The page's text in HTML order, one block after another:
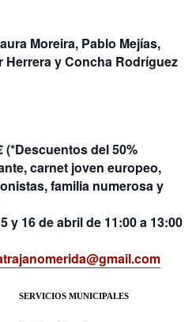
Moreira, Pablo Mejías,
Herrera y Concha Rodríguez
(*Descuentos del 50%
carnet joven europeo,
familia numerosa y
y 16 de abril de 11:00 a 13:00
SERVICIOS MUNICIPALES